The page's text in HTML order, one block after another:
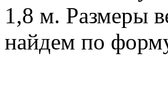
1,8 м. Размеры
найдем по